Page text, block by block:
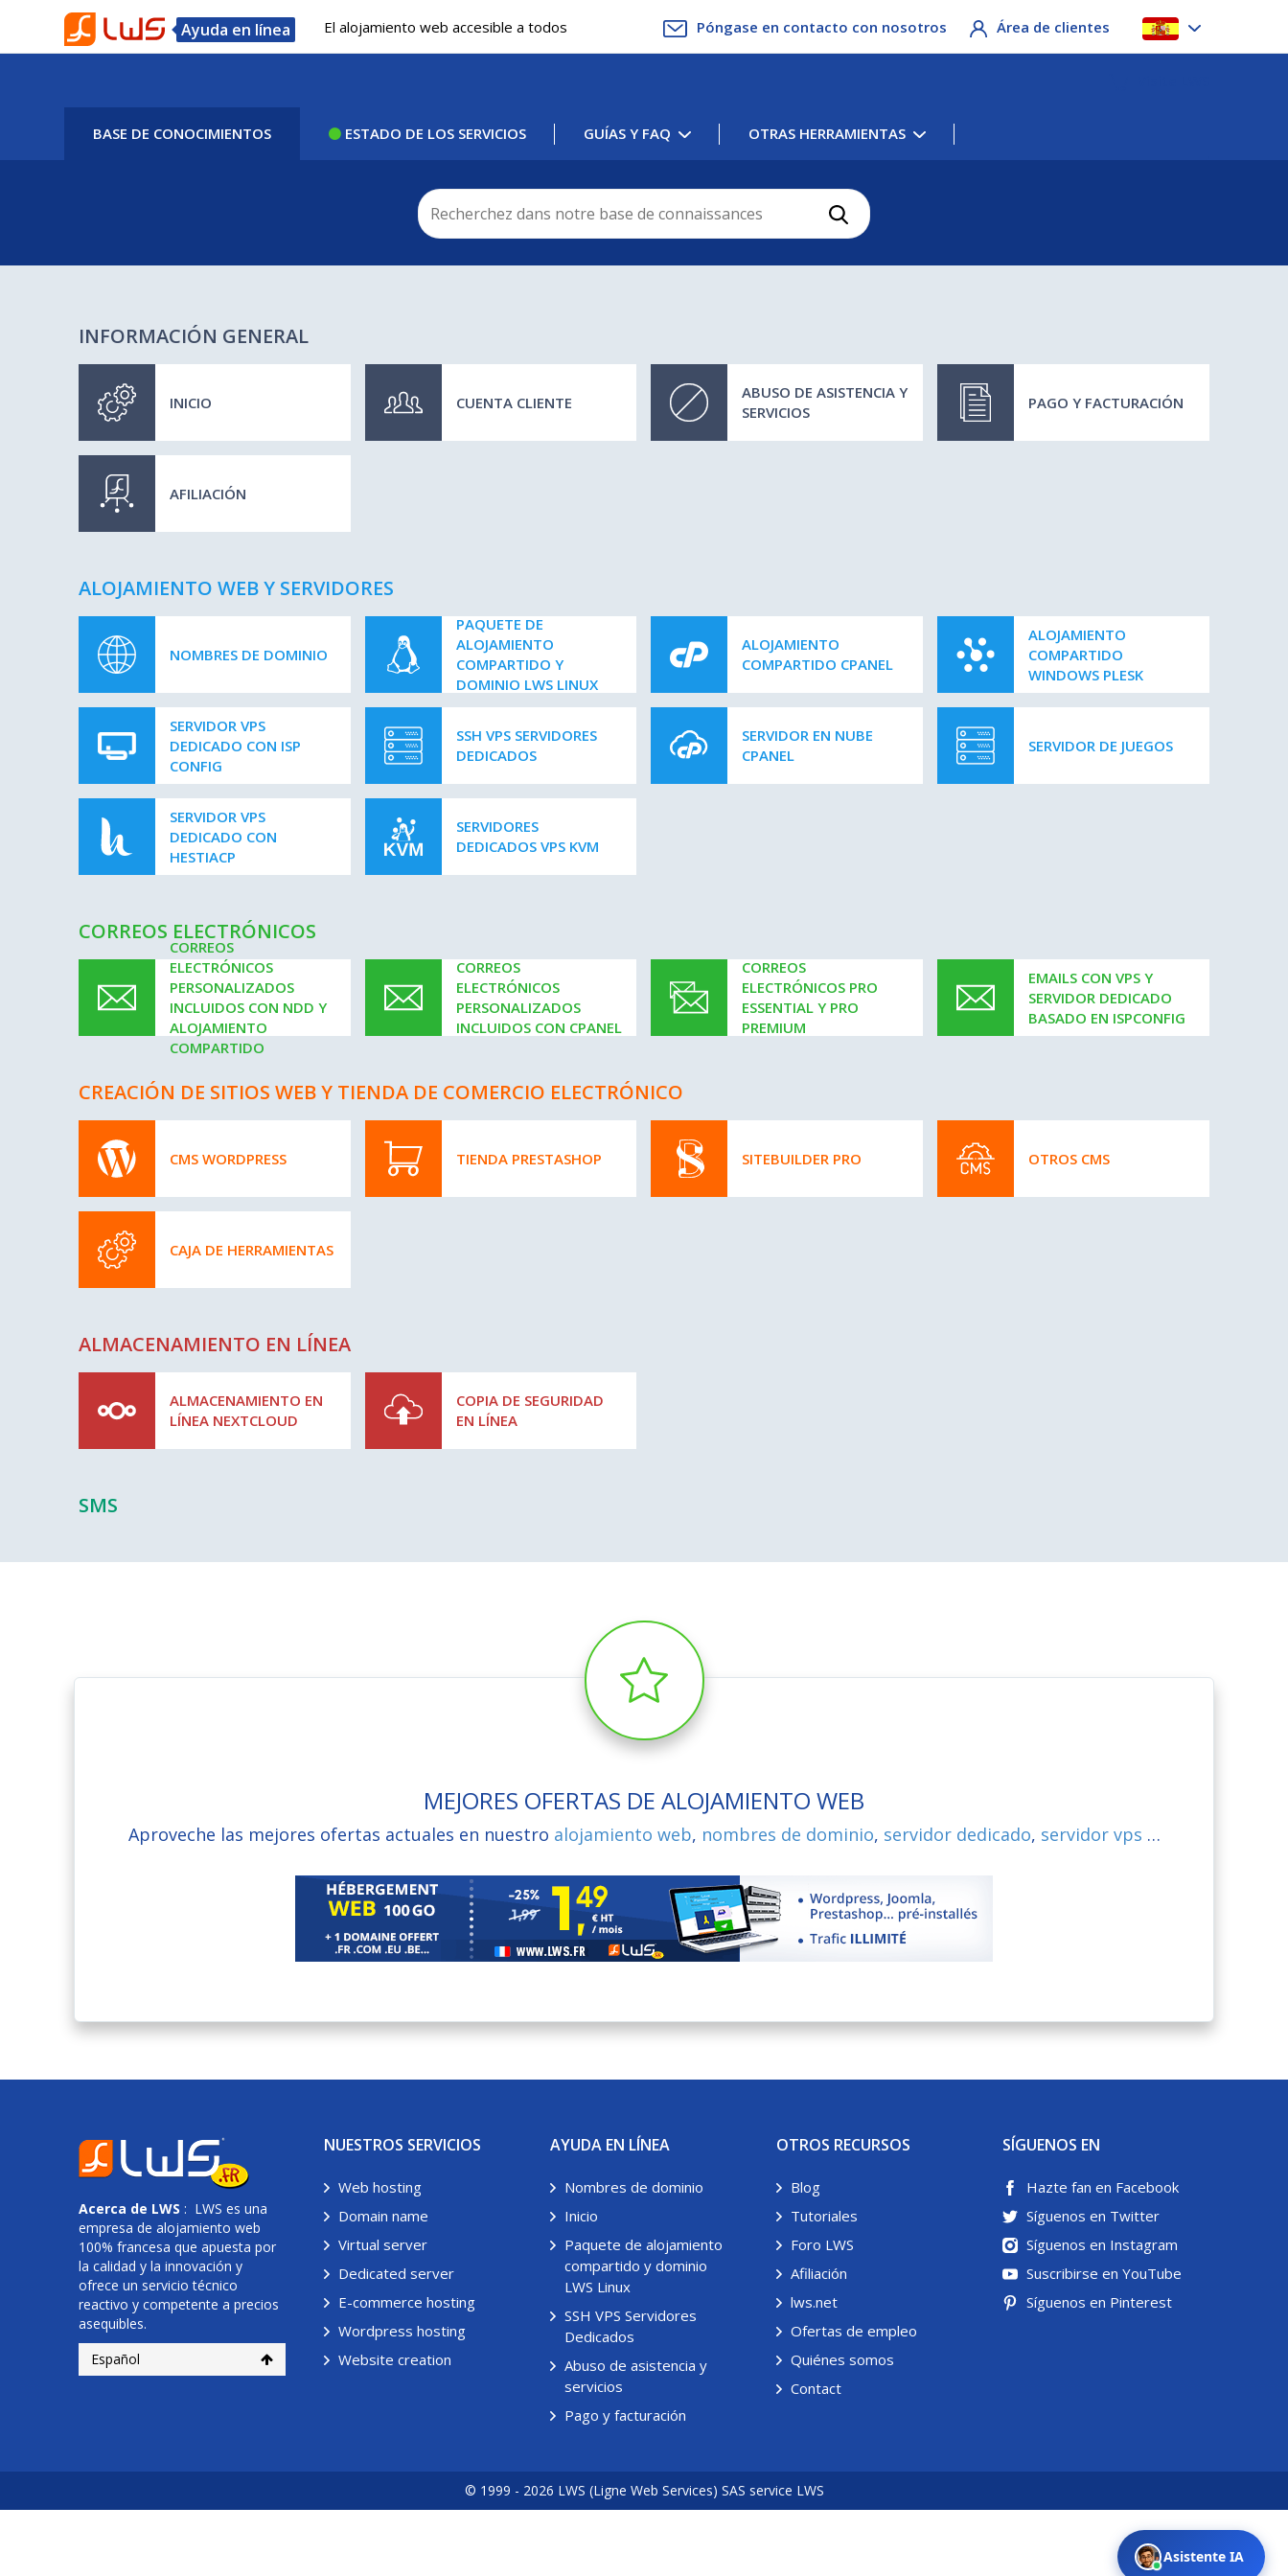
Ayuda en línea El alojamiento web accesible a todos Póngase en contacto con nosotros Área de clientes
BASE DE CONOCIMIENTOS ESTADO DE LOS SERVICIOS GUÍAS Y FAQ OTRAS HERRAMIENTAS
INFORMACIÓN GENERAL
INICIO CUENTA CLIENTE
ABUSO DE ASISTENCIA Y
SERVICIOS
PAGO Y FACTURACIÓN
AFILIACIÓN
ALOJAMIENTO WEB Y SERVIDORES
NOMBRES DE DOMINIO
PAQUETE DE
ALOJAMIENTO
COMPARTIDO Y
DOMINIO LWS LINUX
ALOJAMIENTO
COMPARTIDO CPANEL
ALOJAMIENTO
COMPARTIDO
WINDOWS PLESK
SERVIDOR VPS
DEDICADO CON ISP
CONFIG
SSH VPS SERVIDORES
DEDICADOS
SERVIDOR EN NUBE
CPANEL
SERVIDOR DE JUEGOS
SERVIDOR VPS
DEDICADO CON
HESTIACP
SERVIDORES
DEDICADOS VPS KVM
CORREOS ELECTRÓNICOS
CORREOS
ELECTRÓNICOS
PERSONALIZADOS
INCLUIDOS CON NDD Y
ALOJAMIENTO
COMPARTIDO
CORREOS
ELECTRÓNICOS
PERSONALIZADOS
INCLUIDOS CON CPANEL
CORREOS
ELECTRÓNICOS PRO
ESSENTIAL Y PRO
PREMIUM
EMAILS CON VPS Y
SERVIDOR DEDICADO
BASADO EN ISPCONFIG
CREACIÓN DE SITIOS WEB Y TIENDA DE COMERCIO ELECTRÓNICO
CMS WORDPRESS TIENDA PRESTASHOP SITEBUILDER PRO OTROS CMS
CAJA DE HERRAMIENTAS
ALMACENAMIENTO EN LÍNEA
ALMACENAMIENTO EN
LÍNEA NEXTCLOUD
COPIA DE SEGURIDAD
EN LÍNEA
SMS
MEJORES OFERTAS DE ALOJAMIENTO WEB
Aproveche las mejores ofertas actuales en nuestro alojamiento web, nombres de dominio, servidor dedicado, servidor vps …
Acerca de LWS : LWS es una
empresa de alojamiento web
100% francesa que apuesta por
la calidad y la innovación y
ofrece un servicio técnico
reactivo y competente a precios
asequibles.
Español
NUESTROS SERVICIOS
Web hosting
Domain name
Virtual server
Dedicated server
E-commerce hosting
Wordpress hosting
Website creation
AYUDA EN LÍNEA
Nombres de dominio
Inicio
Paquete de alojamiento
compartido y dominio
LWS Linux
SSH VPS Servidores
Dedicados
Abuso de asistencia y
servicios
Pago y facturación
OTROS RECURSOS
Blog
Tutoriales
Foro LWS
Afiliación
lws.net
Ofertas de empleo
Quiénes somos
Contact
SÍGUENOS EN
Hazte fan en Facebook
Síguenos en Twitter
Síguenos en Instagram
Suscribirse en YouTube
Síguenos en Pinterest
© 1999 - 2026 LWS (Ligne Web Services) SAS service LWS
Asistente IA